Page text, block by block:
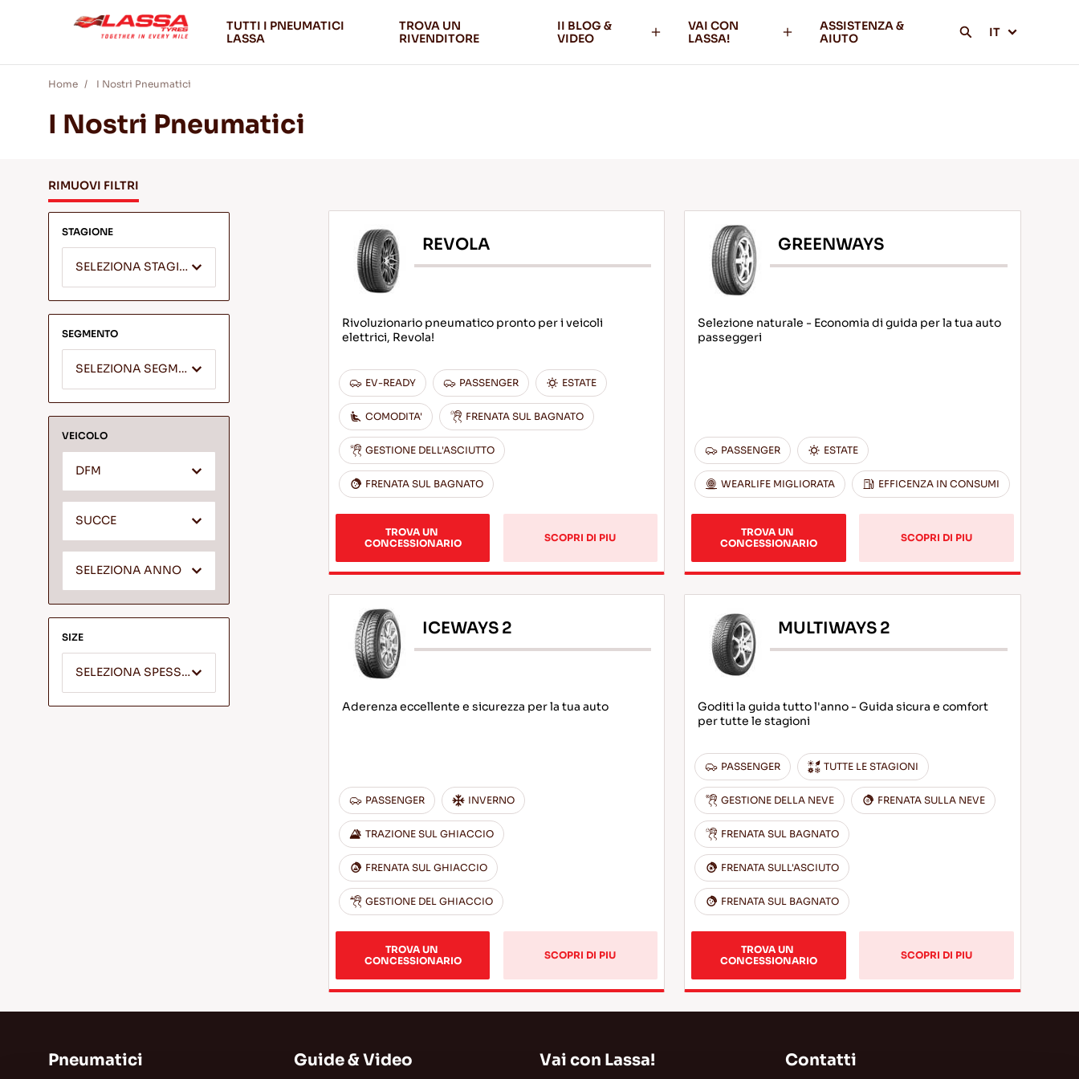
TUTTI I PNEUMATICI
LASSA
TROVA UN
RIVENDITORE
II BLOG &
VIDEO
VAI CON
LASSA!
ASSISTENZA &
AIUTO
IT
Home I Nostri Pneumatici
I Nostri Pneumatici
RIMUOVI FILTRI
STAGIONE
SELEZIONA STAGIONE
SEGMENTO
SELEZIONA SEGMENTO
VEICOLO
DFM
SUCCE
SELEZIONA ANNO
SIZE
SELEZIONA SPESSORE
REVOLA
Rivoluzionario pneumatico pronto per i veicoli
elettrici, Revola!
EV-READY PASSENGER ESTATE
COMODITA' FRENATA SUL BAGNATO
GESTIONE DELL'ASCIUTTO
FRENATA SUL BAGNATO
TROVA UN
CONCESSIONARIO
SCOPRI DI PIU
GREENWAYS
Selezione naturale - Economia di guida per la tua auto
passeggeri
PASSENGER ESTATE
WEARLIFE MIGLIORATA EFFICENZA IN CONSUMI
TROVA UN
CONCESSIONARIO
SCOPRI DI PIU
ICEWAYS 2
Aderenza eccellente e sicurezza per la tua auto
PASSENGER INVERNO
TRAZIONE SUL GHIACCIO
FRENATA SUL GHIACCIO
GESTIONE DEL GHIACCIO
TROVA UN
CONCESSIONARIO
SCOPRI DI PIU
MULTIWAYS 2
Goditi la guida tutto l'anno - Guida sicura e comfort
per tutte le stagioni
PASSENGER TUTTE LE STAGIONI
GESTIONE DELLA NEVE FRENATA SULLA NEVE
FRENATA SUL BAGNATO
FRENATA SULL'ASCIUTO
FRENATA SUL BAGNATO
TROVA UN
CONCESSIONARIO
SCOPRI DI PIU
Pneumatici Guide & Video Vai con Lassa! Contatti